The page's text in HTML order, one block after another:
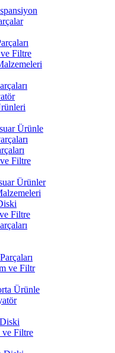
Filtre
Ürünle
Filtre
Ürünler
Filtre
ve Filtr
Ürünle
ve Filtre